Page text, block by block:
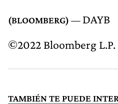
DAYB
©2022 Bloomberg L.P.
TAMBIÉN TE PUEDE